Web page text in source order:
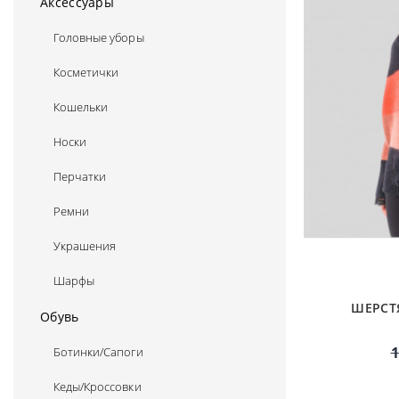
Головные уборы
Косметички
Кошельки
Носки
Перчатки
Ремни
Украшения
Шарфы
Обувь
Ботинки/Сапоги
Кеды/Кроссовки